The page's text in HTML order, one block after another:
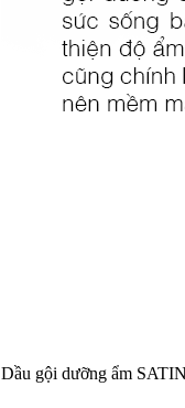
Dầu gội dưỡng ẩm